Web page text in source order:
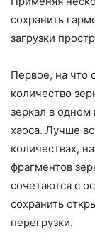
сохранить
загрузки
Первое, на что
количество
зеркал в
хаоса. Лучше
количествах,
фрагментов
сочетаются с
сохранить
перегрузки.